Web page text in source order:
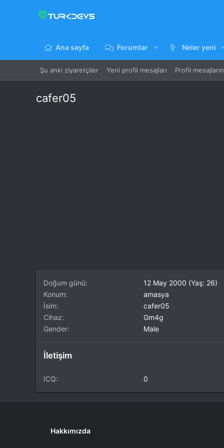
Ana sayfa Forumlar Neler yeni
Şu anki ziyaretçiler Yeni profil mesajları Profil
cafer05
Doğum günü
12 May 2000 (Yaş: 26)
Konum
amasya
İsim
cafer05
Cihaz
Gm4g
Gender
Male
İletişim
ICQ 0
Hakkımızda